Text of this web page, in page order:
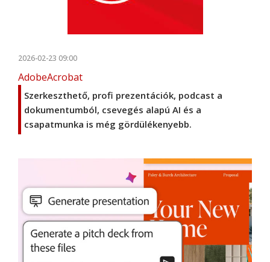
2026-02-23 09:00
AdobeAcrobat
Szerkeszthető, profi prezentációk, podcast a
dokumentumból, csevegés alapú AI és a
csapatmunka is még gördülékenyebb.